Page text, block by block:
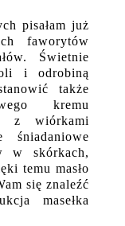
pisałam już
faworytów
Świetnie
i odrobiną
także
kremu
z wiórkami
śniadaniowe
w skórkach,
temu masło
się znaleźć
masełka